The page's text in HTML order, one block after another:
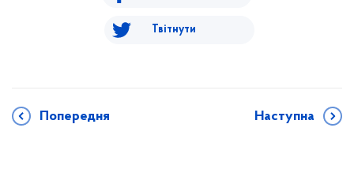
Твітнути
Попередня Наступна